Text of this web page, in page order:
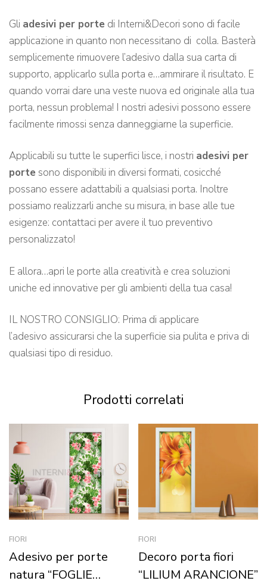
Gli adesivi per porte di Interni&Decori sono di facile
applicazione in quanto non necessitano di colla. Basterà
semplicemente rimuovere l’adesivo dalla sua carta di
supporto, applicarlo sulla porta e…ammirare il risultato. E
quando vorrai dare una veste nuova ed originale alla tua
porta, nessun problema! I nostri adesivi possono essere
facilmente rimossi senza danneggiarne la superficie.
Applicabili su tutte le superfici lisce, i nostri adesivi per
porte sono disponibili in diversi formati, cosicché
possano essere adattabili a qualsiasi porta. Inoltre
possiamo realizzarli anche su misura, in base alle tue
esigenze: contattaci per avere il tuo preventivo
personalizzato!
E allora…apri le porte alla creatività e crea soluzioni
uniche ed innovative per gli ambienti della tua casa!
IL NOSTRO CONSIGLIO: Prima di applicare
l’adesivo assicurarsi che la superficie sia pulita e priva di
qualsiasi tipo di residuo.
Prodotti correlati
FIORI
Adesivo per porte
natura “FOGLIE
FIORI
Decoro porta fiori
“LILIUM ARANCIONE”